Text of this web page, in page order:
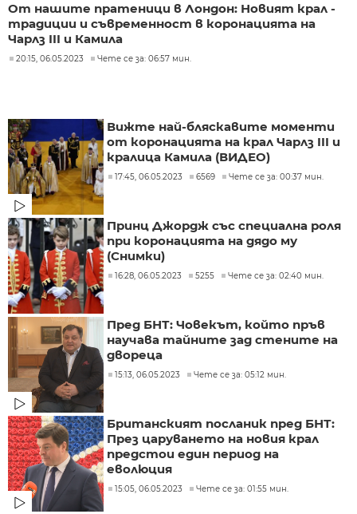
От нашите пратеници в Лондон: Новият крал -
традиции и съвременност в коронацията на
Чарлз III и Камила
20:15, 06.05.2023 Чете се за: 06:57 мин.
Вижте най-бляскавите моменти
от коронацията на крал Чарлз III и
кралица Камила (ВИДЕО)
17:45, 06.05.2023 6569 Чете се за: 00:37 мин.
Принц Джордж със специална роля
при коронацията на дядо му
(Снимки)
16:28, 06.05.2023 5255 Чете се за: 02:40 мин.
Пред БНТ: Човекът, който пръв
научава тайните зад стените на
двореца
15:13, 06.05.2023 Чете се за: 05:12 мин.
Британският посланик пред БНТ:
През царуването на новия крал
предстои един период на
еволюция
15:05, 06.05.2023 Чете се за: 01:55 мин.